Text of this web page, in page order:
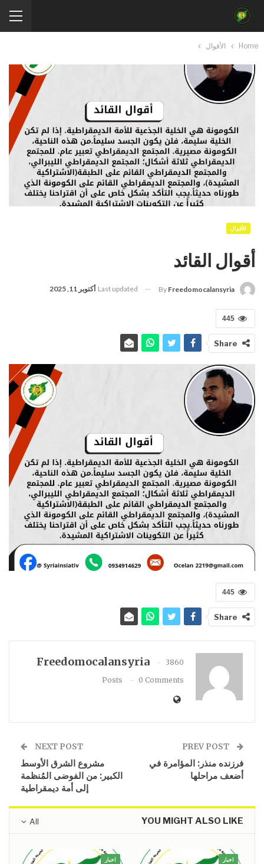
Home الأقوال
الأقوال
أقوال القائد
By Freedomocalansyria
Last updated أكتوبر 11, 2025
445
Share
445
Share
Freedomocalansyria
3860
Posts
0 Comments
فرزنده منذر: المؤامرة في
أضعف مراحلها
NEXT POST
مشروع الشرق الأوسط
الكبير: من الفوضى المُنظمة
إلى أمة ديمقراطية
All YOU MIGHT ALSO LIKE
اخبار اخبار